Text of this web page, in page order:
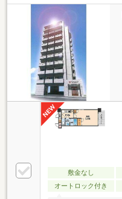
敷金なし
オートロック付き